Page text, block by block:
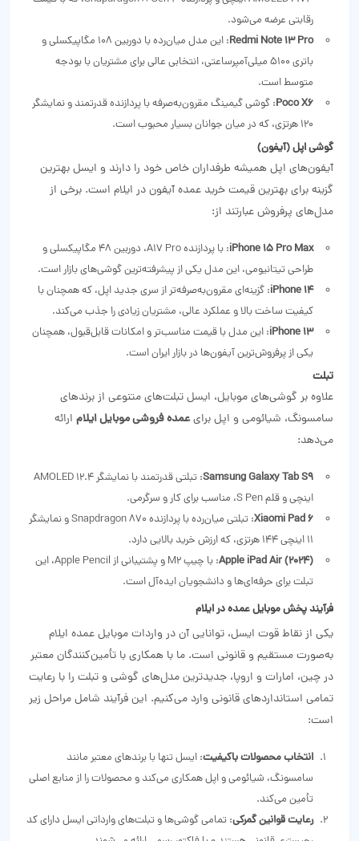
رقابتی عرضه می‌شود.
Redmi Note 13 Pro
: این مدل میان‌رده با دوربین 108 مگاپیکسلی و
باتری 5100 میلی‌آمپرساعتی، انتخابی عالی برای مشتریان با بودجه
متوسط است.
Poco X6: گوشی گیمینگ مقرون‌به‌صرفه با پردازنده قدرتمند و نمایشگر
120 هرتزی، که در میان جوانان بسیار محبوب است.
گوشی‌ اپل (آیفون)
آیفون‌های اپل همیشه طرفداران خاص خود را دارند و ایسل بهترین
گزینه برای بهترین قیمت خرید عمده آیفون در ایلام است. برخی از
مدل‌های پرفروش عبارتند از:
iPhone 15 Pro Max
: با پردازنده A17 Pro، دوربین 48 مگاپیکسلی و
طراحی تیتانیومی، این مدل یکی از پیشرفته‌ترین گوشی‌های بازار است.
iPhone 14: گزینه‌ای مقرون‌به‌صرفه‌تر از سری جدید اپل، که همچنان با
کیفیت ساخت بالا و عملکرد عالی، مشتریان زیادی را جذب می‌کند.
iPhone 13: این مدل با قیمت مناسب‌تر و امکانات قابل‌قبول، همچنان
یکی از پرفروش‌ترین آیفون‌ها در بازار ایران است.
تبلت‌
علاوه بر گوشی‌های موبایل، ایسل تبلت‌های متنوعی از برندهای
سامسونگ، شیائومی و اپل برایعمده فروشی موبایل ایلام ارائه
می‌دهد:
Samsung Galaxy Tab S9
: تبلتی قدرتمند با نمایشگر AMOLED 12.4
اینچی و قلم S Pen، مناسب برای کار و سرگرمی.
Xiaomi Pad 6
: تبلتی میان‌رده با پردازنده Snapdragon 870 و نمایشگر
11 اینچی 144 هرتزی، که ارزش خرید بالایی دارد.
Apple iPad Air (2024)
: با چیپ M2 و پشتیبانی از Apple Pencil، این
تبلت برای حرفه‌ای‌ها و دانشجویان ایده‌آل است.
فرآیند پخش موبایل عمده در ایلام
یکی از نقاط قوت ایسل، توانایی آن در واردات موبایل عمده ایلام
به‌صورت مستقیم و قانونی است. ما با همکاری با تأمین‌کنندگان معتبر
در چین، امارات و اروپا، جدیدترین مدل‌های گوشی و تبلت را با رعایت
تمامی استانداردهای قانونی وارد می‌کنیم. این فرآیند شامل مراحل زیر
است:
انتخاب محصولات باکیفیت: ایسل تنها با برندهای معتبر مانند
سامسونگ، شیائومی و اپل همکاری می‌کند و محصولات را از منابع اصلی
تأمین می‌کند.
رعایت قوانین گمرکی: تمامی گوشی‌ها و تبلت‌های وارداتی ایسل دارای کد